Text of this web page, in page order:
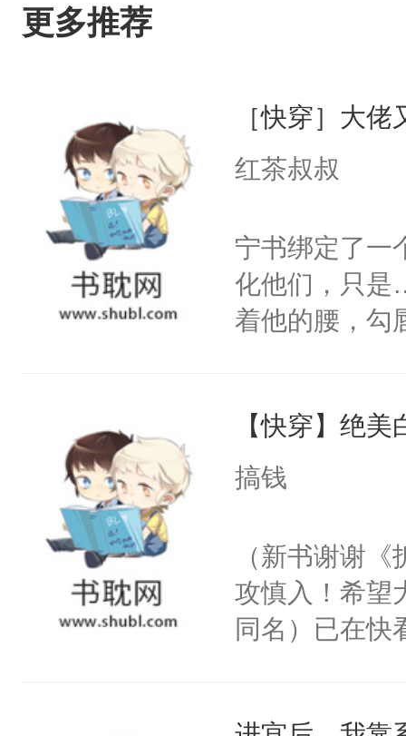
更多推荐
［快穿］大
红茶叔叔
宁书绑定了一
化他们，只是
着他的腰，勾
来，给老公
用力——为你
【快穿】绝
搞钱
（新书谢谢
攻慎入！希望
同名）已在快